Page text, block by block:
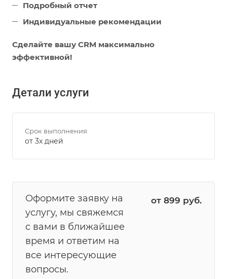
Подробный отчет
Индивидуальные рекомендации
Сделайте вашу CRM максимально
эффективной!
Детали услуги
Срок выполнения
от 3х дней
Оформите заявку на
услугу, мы свяжемся
с вами в ближайшее
время и ответим на
все интересующие
вопросы.
от 899 руб.